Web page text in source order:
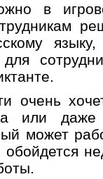
в
очень
или
может